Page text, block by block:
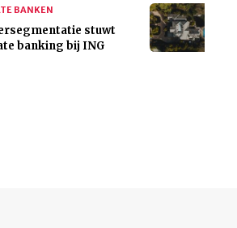
BANKEN
stuwt
banking bij ING